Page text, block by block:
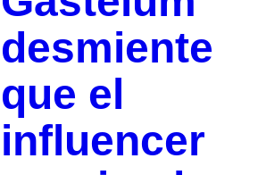
desmiente
que el
influencer